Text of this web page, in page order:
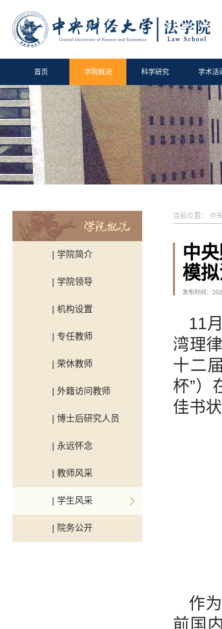
首页 学院概况 科学研究 学术活
| 学院简介
| 学院领导
| 机构设置
| 专任教师
| 荣休教师
| 外籍访问教师
| 博士后研究人员
| 永远怀念
| 教师风采
| 学生风采
| 院务公开
当前位置： 中
中
模
发布时间：
11
湾理
十二
杯”）
佳书
作
前国